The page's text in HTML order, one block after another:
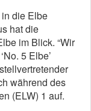
die Elbe
hat die
im Blick. “Wir
5 Elbe’
während des
(ELW) 1 auf.